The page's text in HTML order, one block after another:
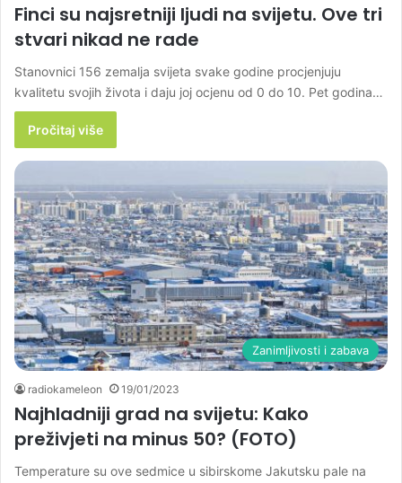
Finci su najsretniji ljudi na svijetu. Ove tri
stvari nikad ne rade
Stanovnici 156 zemalja svijeta svake godine procjenjuju
kvalitetu svojih života i daju joj ocjenu od 0 do 10. Pet godina…
Pročitaj više
Zanimljivosti i zabava
radiokameleon 19/01/2023
Najhladniji grad na svijetu: Kako
preživjeti na minus 50? (FOTO)
Temperature su ove sedmice u sibirskome Jakutsku pale na